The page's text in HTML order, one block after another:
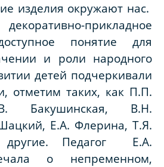
изделия окружают нас.
прикладное
понятие для
и роли народного
детей подчеркивали
отметим таких, как П.П.
Бакушинская, В.Н.
Е.А. Флерина, Т.Я.
Педагог Е.А.
о непременном,